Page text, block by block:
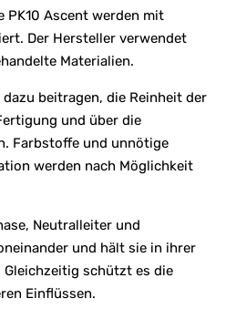
PK10 Ascent werden mit
Der Hersteller verwendet
Materialien.
beitragen, die Reinheit der
und über die
Farbstoffe und unnötige
werden nach Möglichkeit
Neutralleiter und
und hält sie in ihrer
schützt es die
Einflüssen.